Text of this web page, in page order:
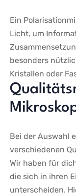
Ein‍
Licht, ​um
besonders
Kristallen oder
Bei der Auswahl
‌verschiedenen
Wir haben für
die⁣ sich‍ in ihren
unterscheiden.